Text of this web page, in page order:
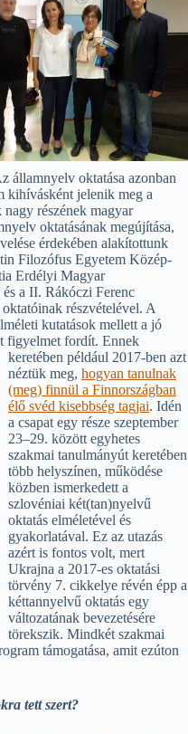
államnyelv oktatása azonban
kihívásként jelenik meg a
részének magyar
oktatásának megújítása,
érdekében alakítottunk
Filozófus Egyetem Közép-
Erdélyi Magyar
a II. Rákóczi Ferenc
részvételével. A
kutatások mellett a jó
figyelmet fordít. Ennek
keretében például 2017-ben azt
néztük meg, hogyan tanulnak
(meg) finnül a Finnországban
élő svéd kisebbség tagjai. Idén
a csapat egy része szeptember
23–29. között egyhetes
szakmai tanulmányút keretében
több helyszínen, működése
közben ismerkedett a
szlovéniai két(tan)nyelvű
oktatás elméletével és
gyakorlatával. Ez az utazás
azért is fontos volt, mert
Ukrajna a 2017-es oktatási
törvény 7. cikkelye révén épp a
kéttannyelvű oktatás egy
változatának bevezetésére
törekszik. Mindkét szakmai
támogatása, amit ezúton
tett szert?